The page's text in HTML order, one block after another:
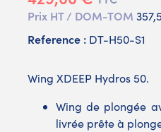
Prix HT / DOM-TOM
Reference : DT-H50-S1
Wing XDEEP Hydros 50.
Wing de plongée
livrée prête à